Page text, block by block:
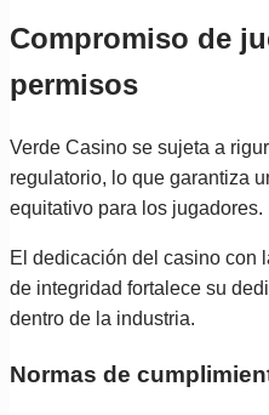
Compromiso de
permisos
Verde Casino se sujeta a
regulatorio, lo que garantiza
equitativo para los jugadores.
El dedicación del casino con
de integridad fortalece su
dentro de la industria.
Normas de